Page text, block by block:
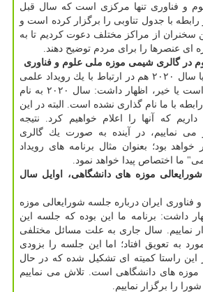
و فناوری تنها مركزی است كه سال قبل
رابطه با جدول تناوبی را برگزار كرده است و
از مراكز مختلف دعوت كردیم تا به
عنصرها را برای مردم توضیح دهند.
در گالری شیمی موزه ملی علوم و فناوری
وی در پاسخ به اینكه آیا سال ۲۰۲۰ هم در ارتباط با یك رویداد علمی
خاص نام گذاری شده است یا خیر، اظهار داشت: سال ۲۰۲۰ به نام
با ما نام گذاری نشده است. البته در این
كه آنها را اعلام خواهیم كرد. نتیجه
می نماییم، در آینده به صورت یك گالری
خواهد بود؛ بعنوان مثال برنامه های رویداد
ما اختصاص پیدا خواهد نمود.
موزه های دانشگاهی، اوایل سال
ایران درباره جلسه شورایعالی موزه
داشت: برنامه ما این بوده كه جلسه این
نماییم. سال جاری به علت مسائل مختلفی
به تعویق افتاد؛ اما این جلسه را بزودی
این راستا كمیته ای تشكیل شده كه در حال
موزه های دانشگاهی است. تلاش می نماییم
را برگزار نماییم.